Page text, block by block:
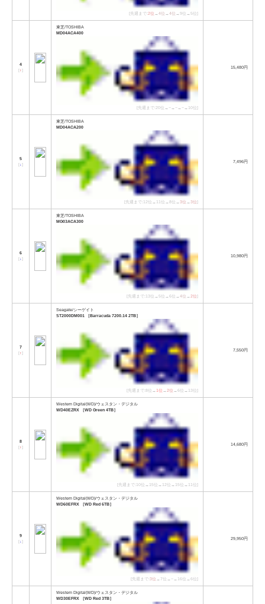
[先週まで:2位 →4位 →4位 →9位→5位]
4
[↑]
東芝/TOSHIBA
MD04ACA400
[先週まで:20位→−→−→−→10位]
15,480円
5
[↓]
東芝/TOSHIBA
MD04ACA200
[先週まで:12位→11位→8位→3位 →3位]
7,496円
6
[↓]
東芝/TOSHIBA
MG03ACA300
[先週まで:13位→5位→6位→4位 →2位]
10,980円
7
[↑]
Seagate/シーゲイト
ST2000DM001 ［Barracuda 7200.14 2TB］
[先週まで:8位→1位 →2位 →6位→13位]
7,550円
8
[↑]
Western Digital(WD)/ウェスタン・デジタル
WD40EZRX ［WD Green 4TB］
[先週まで:10位→15位→12位→15位→11位]
14,680円
9
[↓]
Western Digital(WD)/ウェスタン・デジタル
WD60EFRX ［WD Red 6TB］
[先週まで:3位 →7位→−→16位→6位]
29,950円
Western Digital(WD)/ウェスタン・デジタル
WD30EFRX ［WD Red 3TB］